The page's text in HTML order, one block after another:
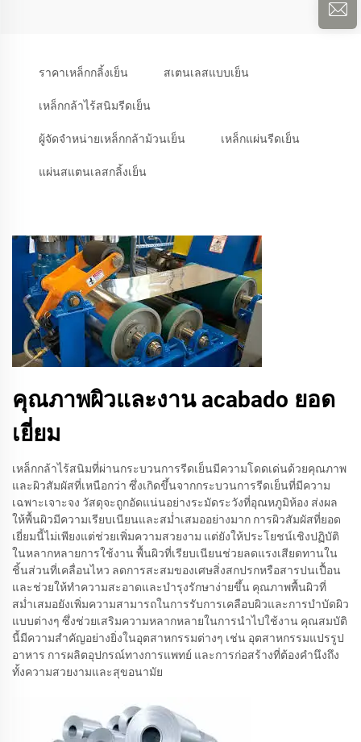
ราคาเหล็กกลิ้งเย็น สเตนเลสแบบเย็น
เหล็กกล้าไร้สนิมรีดเย็น
ผู้จัดจำหน่ายเหล็กกล้าม้วนเย็น เหล็กแผ่นรีดเย็น
แผ่นสแตนเลสกลิ้งเย็น
คุณภาพผิวและงาน acabado ยอด
เยี่ยม
เหล็กกล้าไร้สนิมที่ผ่านกระบวนการรีดเย็นมีความโดดเด่นด้วยคุณภาพ
และผิวสัมผัสที่เหนือกว่า ซึ่งเกิดขึ้นจากกระบวนการรีดเย็นที่มีความ
เฉพาะเจาะจง วัสดุจะถูกอัดแน่นอย่างระมัดระวังที่อุณหภูมิห้อง ส่งผล
ให้พื้นผิวมีความเรียบเนียนและสม่ำเสมออย่างมาก การผิวสัมผัสที่ยอด
เยี่ยมนี้ไม่เพียงแต่ช่วยเพิ่มความสวยงาม แต่ยังให้ประโยชน์เชิงปฏิบัติ
ในหลากหลายการใช้งาน พื้นผิวที่เรียบเนียนช่วยลดแรงเสียดทานใน
ชิ้นส่วนที่เคลื่อนไหว ลดการสะสมของเศษสิ่งสกปรกหรือสารปนเปื้อน
และช่วยให้ทำความสะอาดและบำรุงรักษาง่ายขึ้น คุณภาพพื้นผิวที่
สม่ำเสมอยังเพิ่มความสามารถในการรับการเคลือบผิวและการบำบัดผิว
แบบต่างๆ ซึ่งช่วยเสริมความหลากหลายในการนำไปใช้งาน คุณสมบัติ
นี้มีความสำคัญอย่างยิ่งในอุตสาหกรรมต่างๆ เช่น อุตสาหกรรมแปรรูป
อาหาร การผลิตอุปกรณ์ทางการแพทย์ และการก่อสร้างที่ต้องคำนึงถึง
ทั้งความสวยงามและสุขอนามัย